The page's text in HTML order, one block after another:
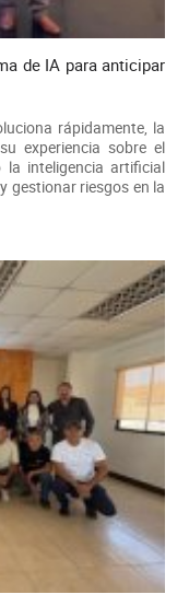
de IA para anticipar
rápidamente, la
experiencia sobre el
la inteligencia artificial
gestionar riesgos en la